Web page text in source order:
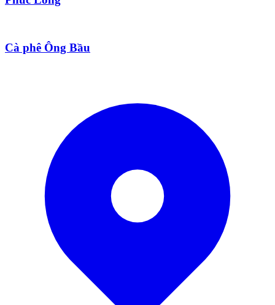
Cà phê Ông Bầu